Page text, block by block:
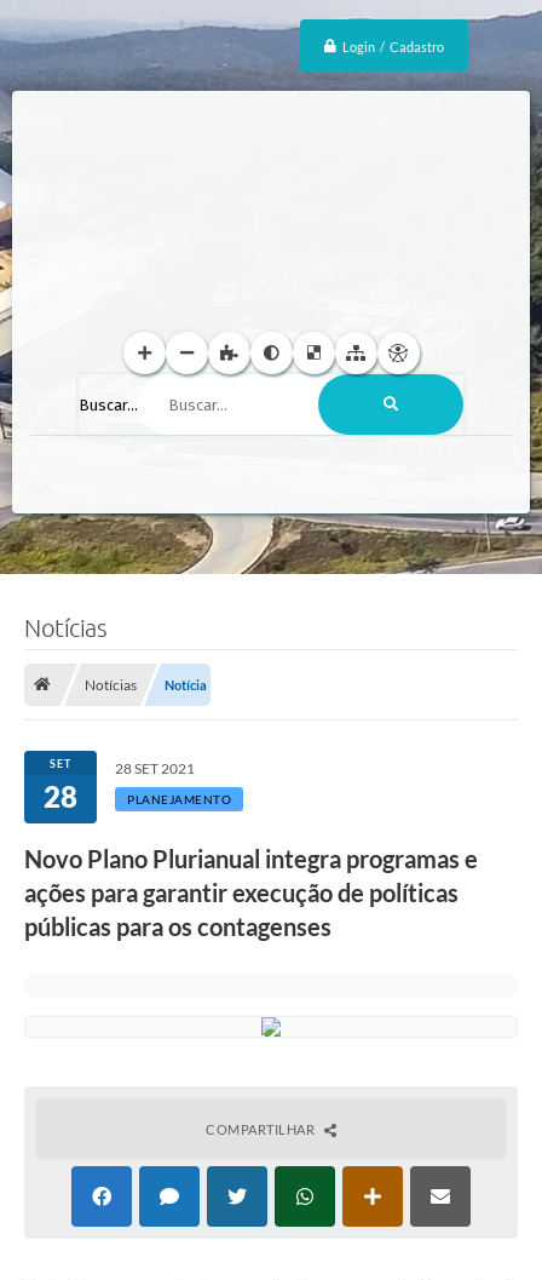
Login / Cadastro
Buscar...
Notícias
Notícias Notícia
SET
28
28 SET 2021
PLANEJAMENTO
Novo Plano Plurianual integra programas e
ações para garantir execução de políticas
públicas para os contagenses
COMPARTILHAR